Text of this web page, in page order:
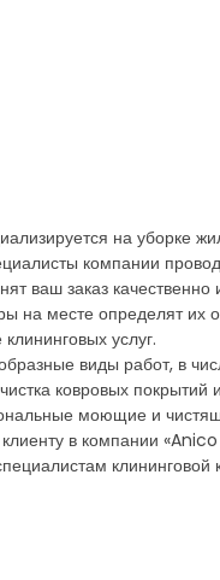
на уборке
компании
ваш заказ качественно
на месте определят их
услуг.
виды работ, в
ковровых покрытий
моющие и
в компании